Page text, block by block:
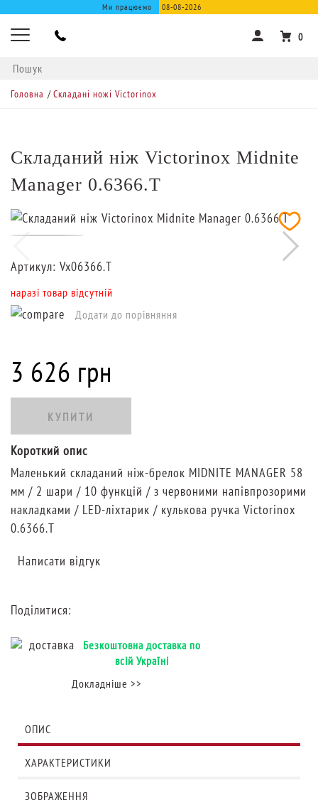
Ми працюємо 08-08-2026
0
Головна /Складані ножі Victorinox
Складаний ніж Victorinox Midnite
Manager 0.6366.T
Артикул: Vx06366.T
наразі товар відсутній
Додати до порівняння
3 626 грн
КУПИТИ
Короткий опис
Маленький складаний ніж-брелок MIDNITE MANAGER 58
мм / 2 шари / 10 функцій / з червоними напівпрозорими
накладками / LED-ліхтарик / кулькова ручка Victorinox
0.6366.T
Написати відгук
Поділитися:
Безкоштовна доставка по
всій Україні
Докладніше >>
ОПИС
ХАРАКТЕРИСТИКИ
ЗОБРАЖЕННЯ